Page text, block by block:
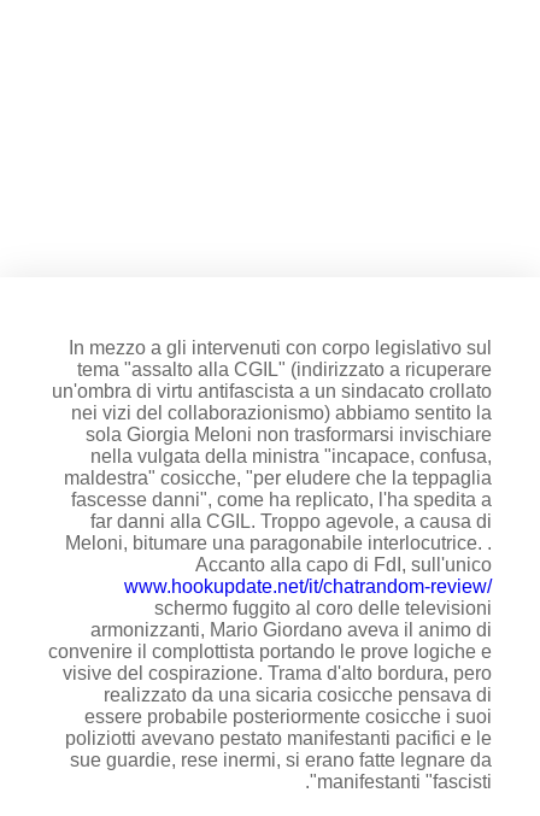
In mezzo a gli intervenuti con corpo legislativo sul
tema "assalto alla CGIL" (indirizzato a ricuperare
un'ombra di virtu antifascista a un sindacato crollato
nei vizi del collaborazionismo) abbiamo sentito la
sola Giorgia Meloni non trasformarsi invischiare
nella vulgata della ministra "incapace, confusa,
maldestra" cosicche, "per eludere che la teppaglia
fascesse danni", come ha replicato, l'ha spedita a
far danni alla CGIL. Troppo agevole, a causa di
Meloni, bitumare una paragonabile interlocutrice. .
Accanto alla capo di FdI, sull'unico
www.hookupdate.net/it/chatrandom-review/
schermo fuggito al coro delle televisioni
armonizzanti, Mario Giordano aveva il animo di
convenire il complottista portando le prove logiche e
visive del cospirazione. Trama d'alto bordura, pero
realizzato da una sicaria cosicche pensava di
essere probabile posteriormente cosicche i suoi
poliziotti avevano pestato manifestanti pacifici e le
sue guardie, rese inermi, si erano fatte legnare da
manifestanti "fascisti".